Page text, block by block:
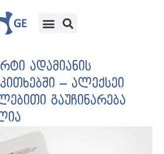
ადამიანის
– ალექსეი
გაუჩინარება